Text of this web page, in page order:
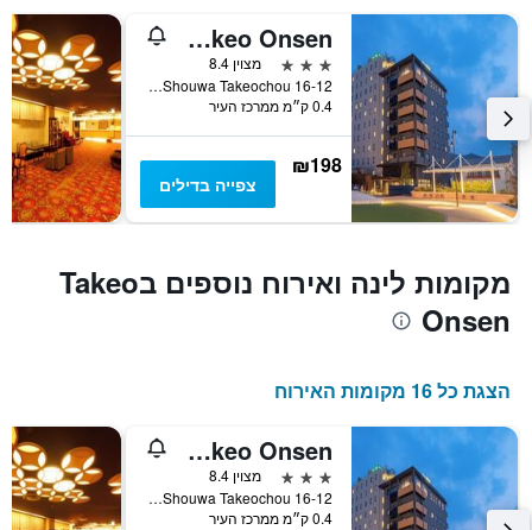
Central Hotel Takeo Onsen
3 כוכבים
מצוין 8.4
16-12 Shouwa Takeochou, טאקאו, יפן
0.4 ק״מ ממרכז העיר
₪198
צפייה בדילים
מקומות לינה ואירוח נוספים בTakeo
Onsen
הצגת כל 16 מקומות האירוח
Central Hotel Takeo Onsen
3 כוכבים
מצוין 8.4
16-12 Shouwa Takeochou, טאקאו, יפן
0.4 ק״מ ממרכז העיר